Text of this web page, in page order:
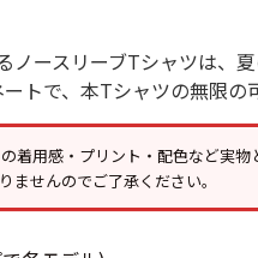
ノースリーブTシャツは、
トで、本Tシャツの無限の
着用感・プリント・配色など実
せんのでご了承ください。